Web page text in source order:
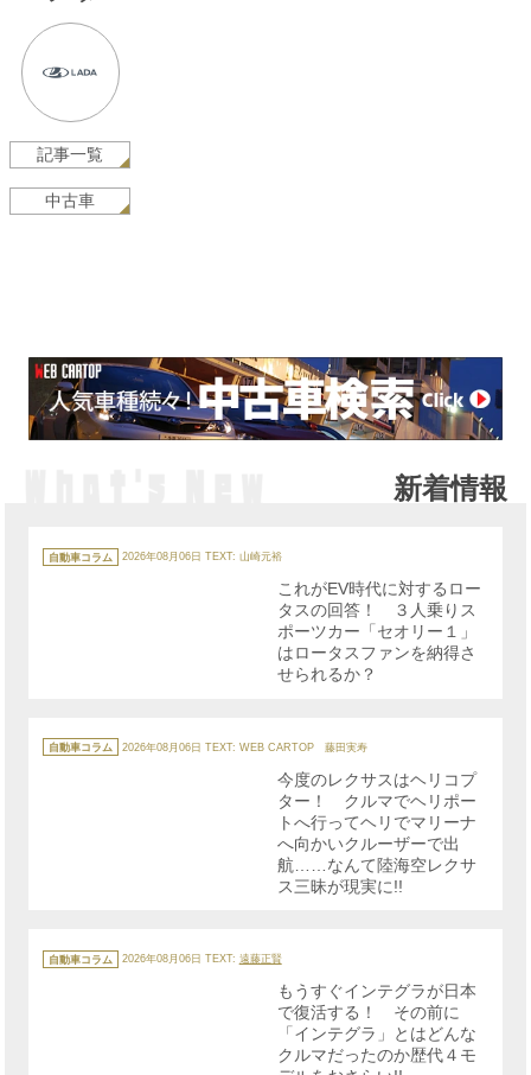
記事一覧
中古車
新着情報
テ
ゴ
自動車コラム 2026年08月06日 TEXT: 山崎元裕
これがEV時代に対するロー
タスの回答！ ３人乗りス
ポーツカー「セオリー１」
はロータスファンを納得さ
せられるか？
テ
ゴ
自動車コラム 2026年08月06日 TEXT: WEB CARTOP 藤田実寿
今度のレクサスはヘリコプ
ター！ クルマでヘリポー
トへ行ってヘリでマリーナ
へ向かいクルーザーで出
航……なんて陸海空レクサ
ス三昧が現実に!!
テ
ゴ
自動車コラム 2026年08月06日 TEXT: 遠藤正賢
もうすぐインテグラが日本
で復活する！ その前に
「インテグラ」とはどんな
クルマだったのか歴代４モ